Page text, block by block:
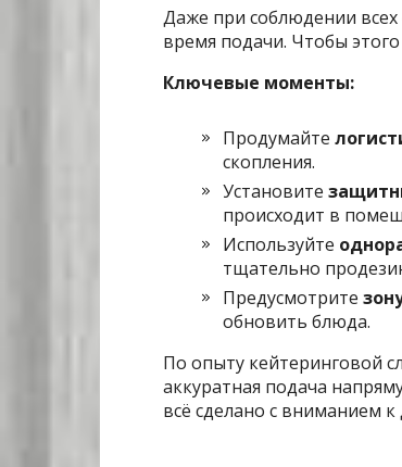
Даже при соблюдении
время подачи. Чтобы
Ключевые моменты:
Продумайте
скопления.
Установите
происходит в
Используйте
тщательно
Предусмотрите
обновить блюда.
По опыту кейтеринговой
аккуратная подача
всё сделано с вниманием к